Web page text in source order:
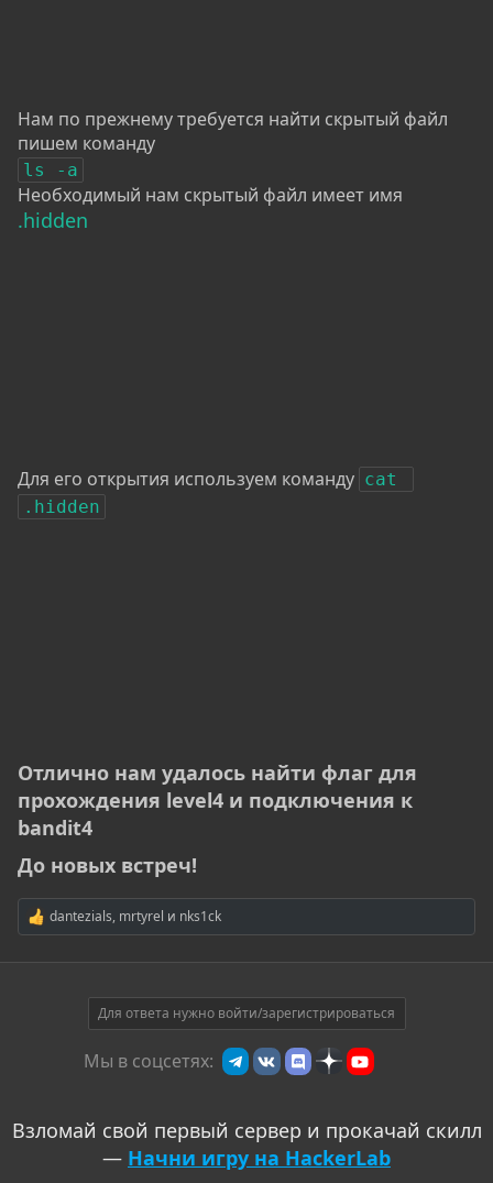
Нам по прежнему требуется найти скрытый файл
пишем команду
ls -a
Необходимый нам скрытый файл имеет имя
.hidden
Для его открытия используем команду cat
.hidden
Отлично нам удалось найти флаг для
прохождения level4 и подключения к
bandit4​
До новых встреч!​
Р
е
а
dantezials, mrtyrel и nks1ck
Для ответа нужно войти/зарегистрироваться
Мы в соцсетях:
Взломай свой первый сервер и прокачай скилл
— Начни игру на HackerLab